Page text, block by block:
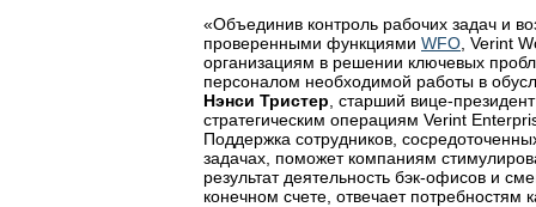
«Объединив контроль рабочих задач и
проверенными функциями WFO , Verint
организациям в решении ключевых
персоналом необходимой работы в
Нэнси Тристер , старший вице-
стратегическим операциям Verint
Поддержка сотрудников,
задачах, поможет компаниям
результат деятельность бэк-офисов и
конечном счете, отвечает потребностям